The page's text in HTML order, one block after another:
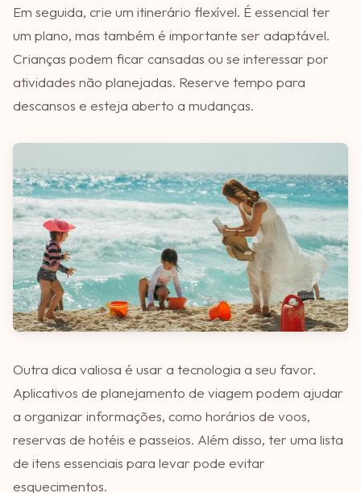
Em seguida, crie um itinerário flexível. É essencial ter
um plano, mas também é importante ser adaptável.
Crianças podem ficar cansadas ou se interessar por
atividades não planejadas. Reserve tempo para
descansos e esteja aberto a mudanças.
Outra dica valiosa é usar a tecnologia a seu favor.
Aplicativos de planejamento de viagem podem ajudar
a organizar informações, como horários de voos,
reservas de hotéis e passeios. Além disso, ter uma lista
de itens essenciais para levar pode evitar
esquecimentos.